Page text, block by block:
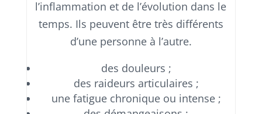
l’inflammation et de l’évolution dans le
temps. Ils peuvent être très différents
d’une personne à l’autre.
des douleurs ;
des raideurs articulaires ;
une fatigue chronique ou intense ;